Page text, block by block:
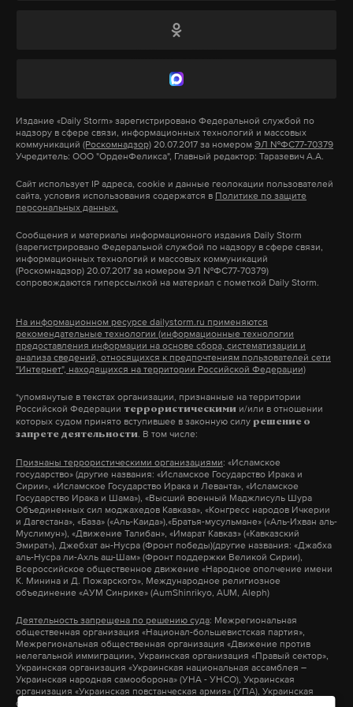
отсутствии на сетевых заправках топлива марок
работают над решением проблемы.
Подпишитесь на Daily Storm вMAX. Он
работает там, где тормозит интернет.
Макс Telegram
#топливо #дефицит #лнр
Издание «Daily Storm» зарегистрировано Федеральной службой по
надзору в сфере связи, информационных технологий и массовых
коммуникаций (Роскомнадзор) 20.07.2017 за номером ЭЛ №ФС77-70379
Учредитель: ООО "ОрденФеликса", Главный редактор: Таразевич А.А.
Сайт использует IP адреса, cookie и данные геолокации пользователей
сайта, условия использования содержатся в Политике по защите
персональных данных.
Сообщения и материалы информационного издания Daily Storm
(зарегистрировано Федеральной службой по надзору в сфере связи,
информационных технологий и массовых коммуникаций
(Роскомнадзор) 20.07.2017 за номером ЭЛ №ФС77-70379)
сопровождаются гиперссылкой на материал с пометкой Daily Storm.
На информационном ресурсе dailystorm.ru применяются
рекомендательные технологии (информационные технологии
предоставления информации на основе сбора, систематизации и
анализа сведений, относящихся к предпочтениям пользователей сети
"Интернет", находящихся на территории Российской Федерации)
*упомянутые в текстах организации, признанные на территории
Российской Федерации террористическими и/или в отношении
которых судом принято вступившее в законную силу решение о
запрете деятельности. В том числе:
Признаны террористическими организациями: «Исламское
государство» (другие названия: «Исламское Государство Ирака и
Сирии», «Исламское Государство Ирака и Леванта», «Исламское
Государство Ирака и Шама»), «Высший военный Маджлисуль Шура
Объединенных сил моджахедов Кавказа», «Конгресс народов Ичкерии
и Дагестана», «База» («Аль-Каида»),«Братья-мусульмане» («Аль-Ихван аль-
Муслимун»), «Движение Талибан», «Имарат Кавказ» («Кавказский
Эмират»), Джебхат ан-Нусра (Фронт победы)(другие названия: «Джабха
аль-Нусра ли-Ахль аш-Шам» (Фронт поддержки Великой Сирии),
Всероссийское общественное движение «Народное ополчение имени
К. Минина и Д. Пожарского», Международное религиозное
объединение «АУМ Синрике» (AumShinrikyo, AUM, Aleph)
Деятельность запрещена по решению суда: Межрегиональная
общественная организация «Национал-большевистская партия»,
Межрегиональная общественная организация «Движение против
нелегальной иммиграции», Украинская организация «Правый сектор»,
Украинская организация «Украинская национальная ассамблея –
Украинская народная самооборона» (УНА - УНСО), Украинская
организация «Украинская повстанческая армия» (УПА), Украинская
организация «Тризуб им. Степана Бандеры», Украинская организация